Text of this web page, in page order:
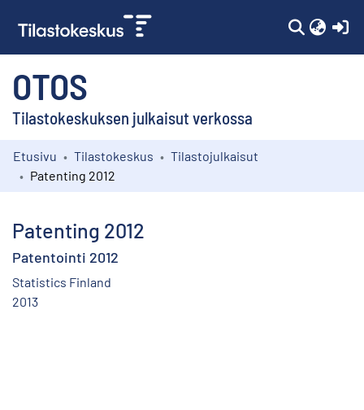
OTOS
Tilastokeskuksen julkaisut verkossa
Kokoelmat
Etusivu Tilastokeskus
Tilastojulkaisut
Patenting 2012
Patenting 2012
Patentointi 2012
Statistics Finland
2013